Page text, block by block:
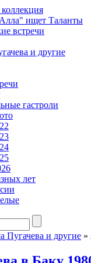
коллекция
ищет Таланты
встречи
и другие
гастроли
лет
Пугачева и другие »